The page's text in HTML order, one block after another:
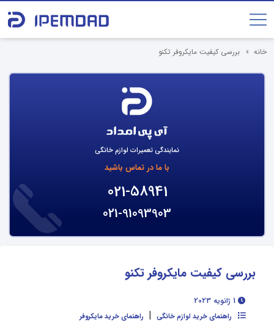
خانه بررسی کیفیت مایکروفر تکنو
نمایندگی تعمیرات لوازم خانگی
با ما در تماس باشید
021-58941
021-91093903
بررسی کیفیت مایکروفر تکنو
راهنمای خرید لوازم خانگی | راهنمای خرید مایکروفر